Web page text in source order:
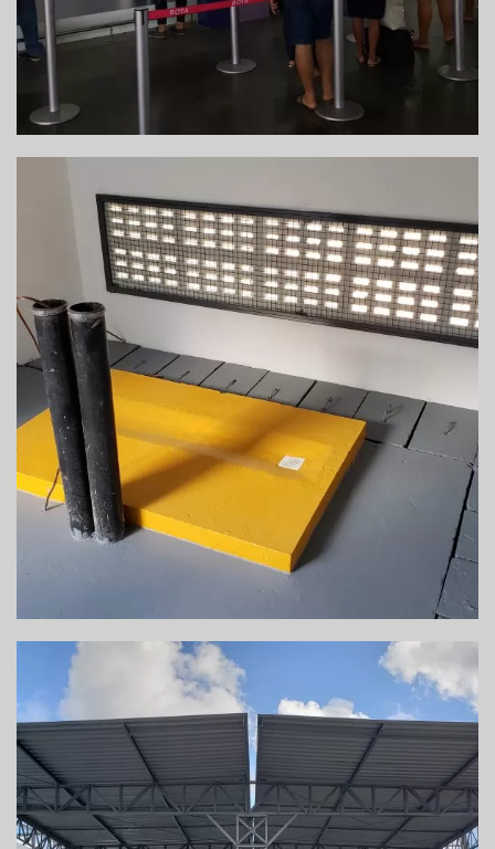
CONSTRUÇÃO DE SUBESTAÇÃO – SALVADOR